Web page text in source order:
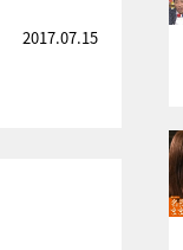
2017.07.15